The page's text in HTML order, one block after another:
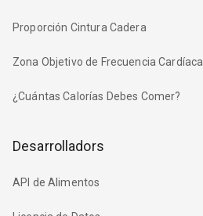
Proporción Cintura Cadera
Zona Objetivo de Frecuencia Cardíaca
¿Cuántas Calorías Debes Comer?
Desarrolladors
API de Alimentos